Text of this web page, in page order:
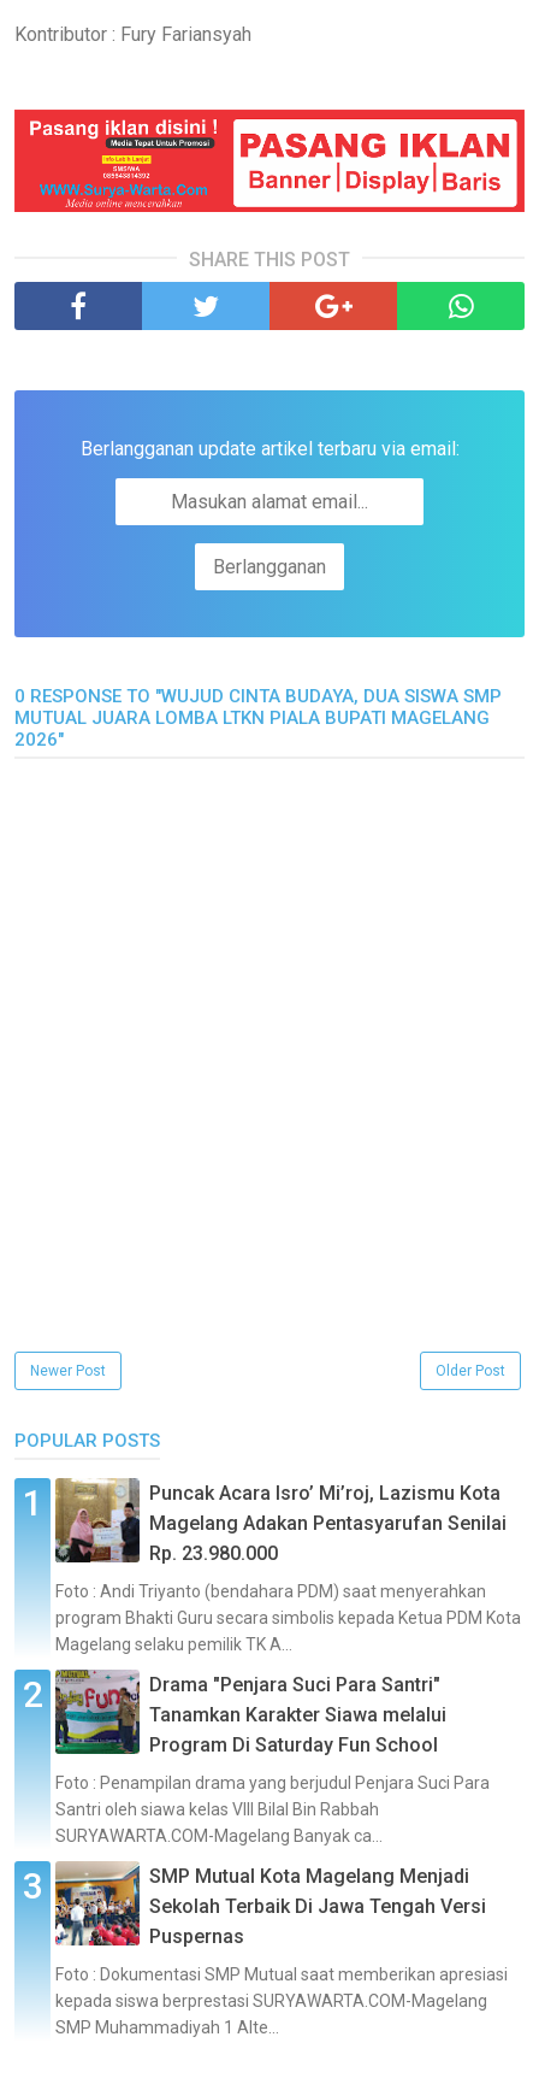
Kontributor : Fury Fariansyah
SHARE THIS POST
Berlangganan update artikel terbaru via email:
0 RESPONSE TO "WUJUD CINTA BUDAYA, DUA SISWA SMP
MUTUAL JUARA LOMBA LTKN PIALA BUPATI MAGELANG
2026"
Newer Post Older Post
POPULAR POSTS
Puncak Acara Isro’ Mi’roj, Lazismu Kota
Magelang Adakan Pentasyarufan Senilai
Rp. 23.980.000
Foto : Andi Triyanto (bendahara PDM) saat menyerahkan
program Bhakti Guru secara simbolis kepada Ketua PDM Kota
Magelang selaku pemilik TK A...
Drama "Penjara Suci Para Santri"
Tanamkan Karakter Siawa melalui
Program Di Saturday Fun School
Foto : Penampilan drama yang berjudul Penjara Suci Para
Santri oleh siawa kelas VIII Bilal Bin Rabbah
SURYAWARTA.COM-Magelang Banyak ca...
SMP Mutual Kota Magelang Menjadi
Sekolah Terbaik Di Jawa Tengah Versi
Puspernas
Foto : Dokumentasi SMP Mutual saat memberikan apresiasi
kepada siswa berprestasi SURYAWARTA.COM-Magelang
SMP Muhammadiyah 1 Alte...